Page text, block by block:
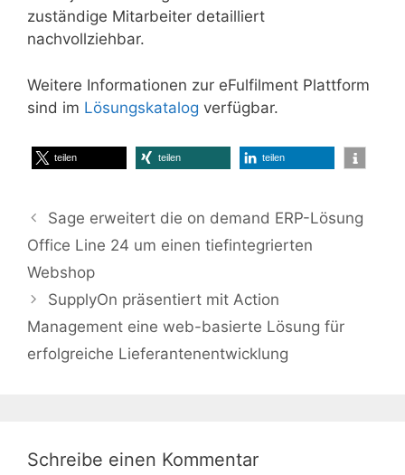
zuständige Mitarbeiter detailliert
nachvollziehbar.
Weitere Informationen zur eFulfilment Plattform
sind im Lösungskatalog verfügbar.
teilen teilen teilen
Sage erweitert die on demand ERP-Lösung
Office Line 24 um einen tiefintegrierten
Webshop
SupplyOn präsentiert mit Action
Management eine web-basierte Lösung für
erfolgreiche Lieferantenentwicklung
Schreibe einen Kommentar